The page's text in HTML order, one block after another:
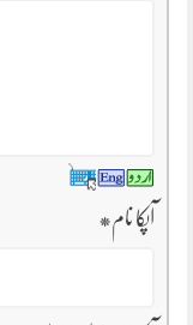
آپکا نام*